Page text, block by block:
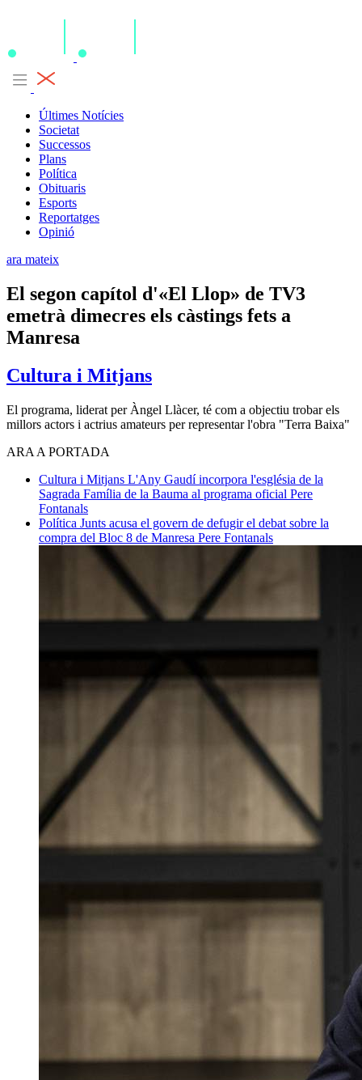
Últimes Notícies
Societat
Successos
Plans
Política
Obituaris
Esports
Reportatges
Opinió
ara mateix
El segon capítol d'«El Llop» de TV3
emetrà dimecres els càstings fets a
Manresa
Cultura i Mitjans
El programa, liderat per Àngel Llàcer, té com a objectiu trobar els
millors actors i actrius amateurs per representar l'obra "Terra Baixa"
ARA A PORTADA
Cultura i Mitjans L'Any Gaudí incorpora l'església de la
Sagrada Família de la Bauma al programa oficial Pere
Fontanals
Política Junts acusa el govern de defugir el debat sobre la
compra del Bloc 8 de Manresa Pere Fontanals